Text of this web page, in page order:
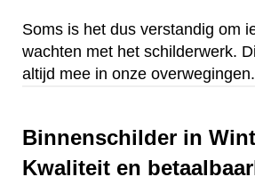
Soms is het dus verstandig om
wachten met het schilderwerk.
altijd mee in onze overwegingen.
Binnenschilder in
Kwaliteit en